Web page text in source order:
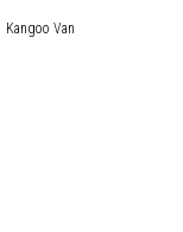
Kangoo Van